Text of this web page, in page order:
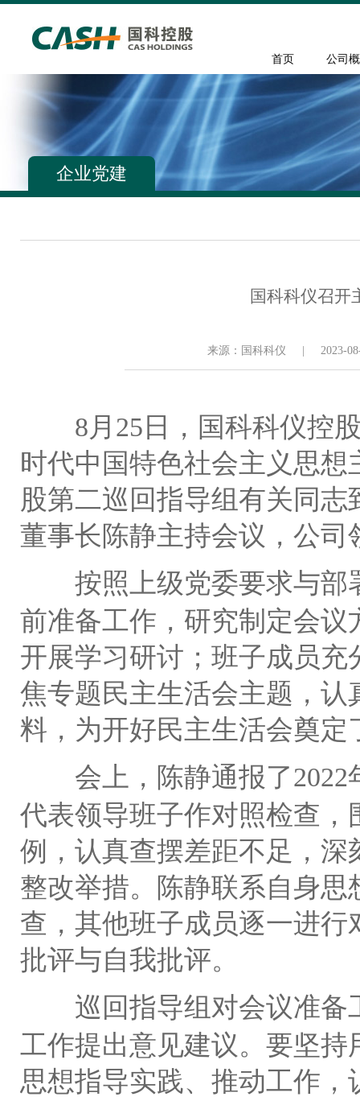
首页 公司
企业党建
国科科仪召开
来源：国科科仪 2023-
8月 25 日，国科科仪控
时代中国特色社会主义思
股第二巡回指导组有关同
董事长陈静主持会议，公
按照上级党委要求与部
前准备工作，研究制定会
开展学习研讨；班子成员
焦专题民主生活会主题，
料，为开好民主生活会奠定
会上，陈静通报了2022
代表领导班子作对照检查，
例，认真查摆差距不足，
整改举措。陈静联系自身
查，其他班子成员逐一进
批评与自我批评。
巡回指导组对会议准
工作提出意见建议。要坚
思想指导实践、推动工作